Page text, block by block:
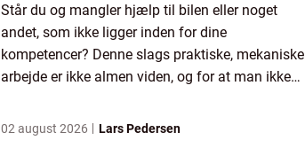
Står du og mangler hjælp til bilen eller noget
andet, som ikke ligger inden for dine
kompetencer? Denne slags praktiske, mekaniske
arbejde er ikke almen viden, og for at man ikke
kan det v&ae...
02 august 2026 Lars Pedersen